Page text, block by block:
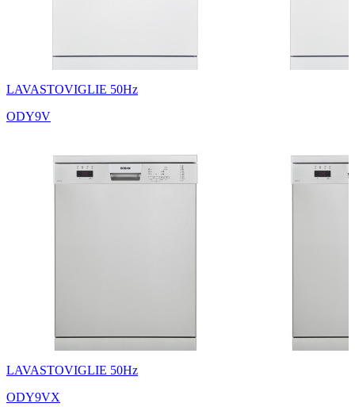
LAVASTOVIGLIE 50Hz
ODY9V
LAVASTOVIGLIE 50Hz
ODY9VX